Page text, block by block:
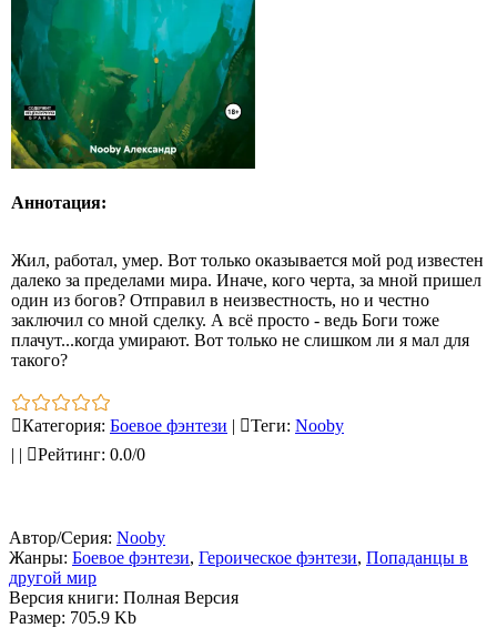
Аннотация:
Жил, работал, умер. Вот только оказывается мой род известен
далеко за пределами мира. Иначе, кого черта, за мной пришел
один из богов? Отправил в неизвестность, но и честно
заключил со мной сделку. А всё просто - ведь Боги тоже
плачут...когда умирают. Вот только не слишком ли я мал для
такого?
Категория: Боевое фэнтези | Теги: Nooby
| | Рейтинг: 0.0/0
Автор/Серия: Nooby
Жанры: Боевое фэнтези, Героическое фэнтези, Попаданцы в
другой мир
Версия книги: Полная Версия
Размер: 705.9 Kb